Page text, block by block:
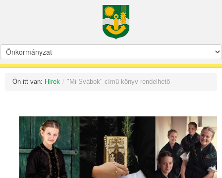
Ön itt van: Hírek / "Mi Svábok" című könyv rendelhető